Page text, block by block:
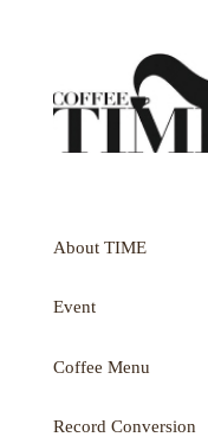
About TIME
Event
Coffee Menu
Record Conversion